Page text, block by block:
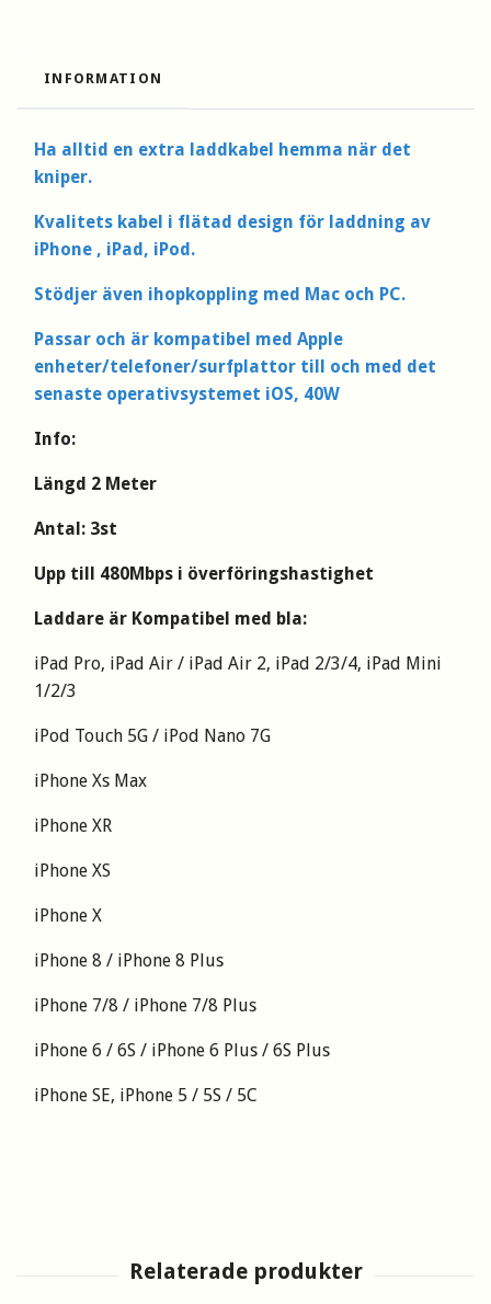
INFORMATION
Ha alltid en extra laddkabel hemma när det
kniper.
Kvalitets kabel i flätad design för laddning av
iPhone , iPad, iPod.
Stödjer även ihopkoppling med Mac och PC.
Passar och är kompatibel med Apple
enheter/telefoner/surfplattor till och med det
senaste operativsystemet iOS, 40W
Info:
Längd 2 Meter
Antal: 3st
Upp till 480Mbps i överföringshastighet
Laddare är Kompatibel med bla:
iPad Pro, iPad Air / iPad Air 2, iPad 2/3/4, iPad Mini
1/2/3
iPod Touch 5G / iPod Nano 7G
iPhone Xs Max
iPhone XR
iPhone XS
iPhone X
iPhone 8 / iPhone 8 Plus
iPhone 7/8 / iPhone 7/8 Plus
iPhone 6 / 6S / iPhone 6 Plus / 6S Plus
iPhone SE, iPhone 5 / 5S / 5C